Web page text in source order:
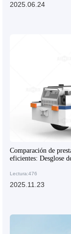
2025.06.24
Comparación de
eficientes: Desglose
Lectura:476
2025.11.23